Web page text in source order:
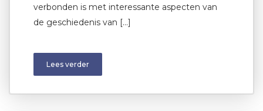
verbonden is met interessante aspecten van
de geschiedenis van […]
Lees verder